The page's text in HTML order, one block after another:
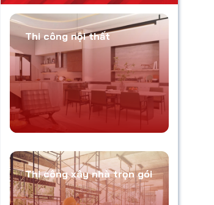
Thi công nội thất
Thi công xây nhà trọn gói